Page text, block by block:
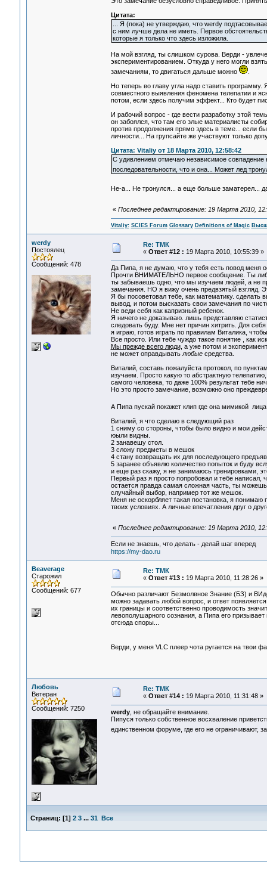
Цитата:
... Я (пока) не утверждаю, что werdy
с ним лучше дела не иметь. Первое
которые я только что здесь изложила.
На мой взгляд, ты слишком сурова. Верди -
экспериментированием. Откуда у него могли
замечаниям, то двигаться дальше можно
.
Но теперь во главу угла надо ставить
совместного выявления феномена телепатии и
потом, если здесь получим эффект... Кто будет
И рабочий вопрос - где вести разработку этой
он забоялся, что там его злые материалисты
против продолжения прямо здесь в теме... если
личности... На групсайте же участвуют только
Цитата: Vitaliy от 18 Марта 2010, 12:58:42
С удивлением отмечаю независимое
последовательности, что и она... Может лед
Не-а... Не тронулся... а еще больше заматерел...
« Последнее редактирование: 19 Марта 2010,
Vitaliy: SCIES Forum Glossary Definitions of Magic
werdy
Постоялец
Сообщений: 478
Re: ТМК
« Ответ #12 : 19 Марта 2010, 10:55:39 »
Да Пипа, я не думаю, что у тебя есть повод меня
Прочти ВНИМАТЕЛЬНО первое сообщение. Ты
ты забываешь одно, что мы изучаем людей, а не
замечания. НО я вижу очень предвзятый взгляд.
Я бы посоветовал тебе, как математику. сделать
вывод, и потом высказать свои замечания по
Не веди себя как капризный ребенок.
Я ничего не доказываю. лишь представляю
следовать буду. Мне нет причин хитрить. Для
я играю, готов играть по правилам Виталика,
Все просто. Или тебе чуждо такое понятие , как
Мы прежде всего люди, а уже потом и
не может оправдывать любые средства.
Виталий, составь пожалуйста протокол, по
изучаем. Просто какую то абстрактную
самого человека, то даже 100% результат тебе
Но это просто замечание, возможно оно
А Пипа пускай покажет клип где она мимикой
Виталий, я что сделаю в следующий раз
1 сниму со стороны, чтобы было видно и мои
юыли видны.
2 занавешу стол.
3 сложу предметы в мешок
4 стану возвращать их для последующего
5 заранее объявлю количество попыток и буду
и еще раз скажу, я не занимаюсь тренировками,
Первый раз я просто попробовал и тебе написал,
остается правда самая сложная часть, ты
случайный выбор, например тот же мешок.
Меня не оскорбляет такая постановка, я
твоих условиях. А личные впечатления друг о
« Последнее редактирование: 19 Марта 2010,
Если не знаешь, что делать - делай шаг вперед
https://my-dao.ru
Beaverage
Старожил
Сообщений: 677
Re: ТМК
« Ответ #13 : 19 Марта 2010, 11:28:26 »
Обычно различают Безмолвное Знание (БЗ) и
можно задавать любой вопрос, и ответ
их границы и соответственно проводимость
левополушарного сознания, а Пипа его
отсюда споры...
Верди, у меня VLC плеер чота ругается на твои
Любовь
Ветеран
Сообщений: 7250
Re: ТМК
« Ответ #14 : 19 Марта 2010, 11:31:48 »
werdy, не обращайте внимание.
Пипуся только собственное восхваление
единственном форуме, где его не ограничивают,
Страниц: [1] 2 3 ... 31 Все